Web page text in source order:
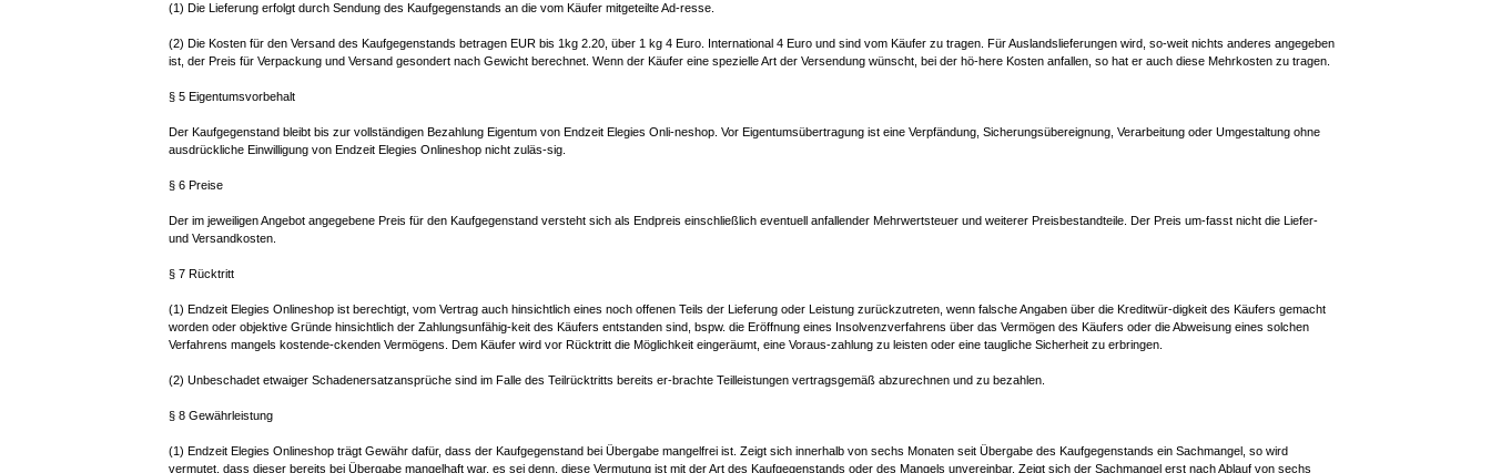
(1) Die Lieferung erfolgt durch Sendung des Kaufgegenstands an die vom Käufer mitgeteilte Ad-resse.
(2) Die Kosten für den Versand des Kaufgegenstands betragen EUR bis 1kg 2.20, über 1 kg 4 Euro. International 4 Euro und sind vom Käufer zu tragen. Für Auslandslieferungen wird, so-weit nichts anderes angegeben
ist, der Preis für Verpackung und Versand gesondert nach Gewicht berechnet. Wenn der Käufer eine spezielle Art der Versendung wünscht, bei der hö-here Kosten anfallen, so hat er auch diese Mehrkosten zu tragen.
§ 5 Eigentumsvorbehalt
Der Kaufgegenstand bleibt bis zur vollständigen Bezahlung Eigentum von Endzeit Elegies Onli-neshop. Vor Eigentumsübertragung ist eine Verpfändung, Sicherungsübereignung, Verarbeitung oder Umgestaltung ohne
ausdrückliche Einwilligung von Endzeit Elegies Onlineshop nicht zuläs-sig.
§ 6 Preise
Der im jeweiligen Angebot angegebene Preis für den Kaufgegenstand versteht sich als Endpreis einschließlich eventuell anfallender Mehrwertsteuer und weiterer Preisbestandteile. Der Preis um-fasst nicht die Liefer-
und Versandkosten.
§ 7 Rücktritt
(1) Endzeit Elegies Onlineshop ist berechtigt, vom Vertrag auch hinsichtlich eines noch offenen Teils der Lieferung oder Leistung zurückzutreten, wenn falsche Angaben über die Kreditwür-digkeit des Käufers gemacht
worden oder objektive Gründe hinsichtlich der Zahlungsunfähig-keit des Käufers entstanden sind, bspw. die Eröffnung eines Insolvenzverfahrens über das Vermögen des Käufers oder die Abweisung eines solchen
Verfahrens mangels kostende-ckenden Vermögens. Dem Käufer wird vor Rücktritt die Möglichkeit eingeräumt, eine Voraus-zahlung zu leisten oder eine taugliche Sicherheit zu erbringen.
(2) Unbeschadet etwaiger Schadenersatzansprüche sind im Falle des Teilrücktritts bereits er-brachte Teilleistungen vertragsgemäß abzurechnen und zu bezahlen.
§ 8 Gewährleistung
(1) Endzeit Elegies Onlineshop trägt Gewähr dafür, dass der Kaufgegenstand bei Übergabe mangelfrei ist. Zeigt sich innerhalb von sechs Monaten seit Übergabe des Kaufgegenstands ein Sachmangel, so wird
vermutet, dass dieser bereits bei Übergabe mangelhaft war, es sei denn, diese Vermutung ist mit der Art des Kaufgegenstands oder des Mangels unvereinbar. Zeigt sich der Sachmangel erst nach Ablauf von sechs